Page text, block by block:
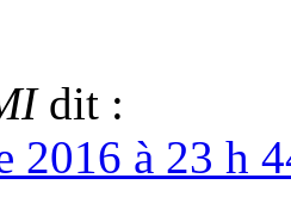
dit :
2016 à 23 h